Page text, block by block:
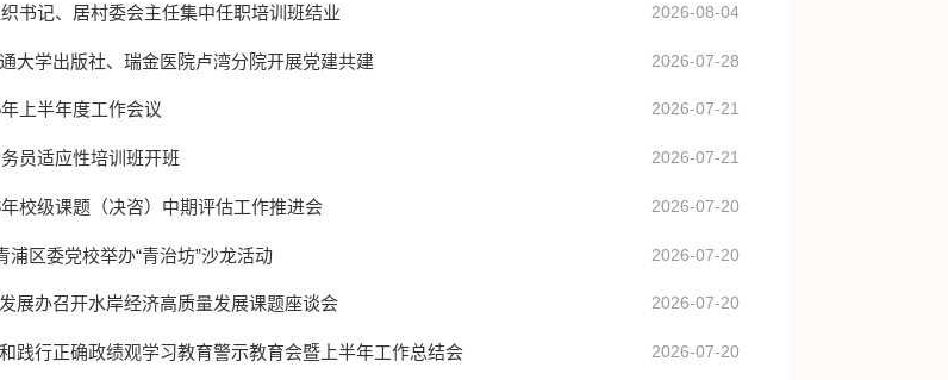
书记、居村委会主任集中任职培训班结业 2026-08-04
大学出版社、瑞金医院卢湾分院开展党建共建 2026-07-28
上半年度工作会议 2026-07-21
员适应性培训班开班 2026-07-21
校级课题（决咨）中期评估工作推进会 2026-07-20
区委党校举办“青治坊”沙龙活动 2026-07-20
展办召开水岸经济高质量发展课题座谈会 2026-07-20
践行正确政绩观学习教育警示教育会暨上半年工作总结会 2026-07-20